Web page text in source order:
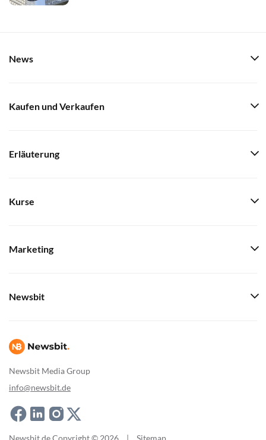
Newsbit Media Group
info@newsbit.de
News
Kaufen und Verkaufen
Erläuterung
Kurse
Marketing
Newsbit
Newsbit.de Copyright © 2026 | Sitemap